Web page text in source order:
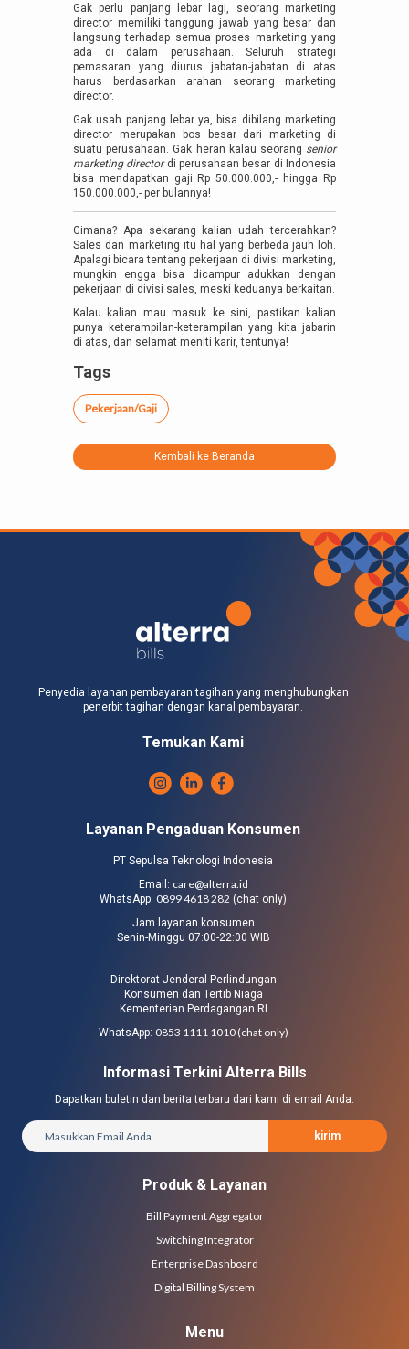
Gak perlu panjang lebar lagi, seorang marketing
director memiliki tanggung jawab yang besar dan
langsung terhadap semua proses marketing yang
ada di dalam perusahaan. Seluruh strategi
pemasaran yang diurus jabatan-jabatan di atas
harus berdasarkan arahan seorang marketing
director.
Gak usah panjang lebar ya, bisa dibilang marketing
director merupakan bos besar dari marketing di
suatu perusahaan. Gak heran kalau seorang senior
marketing director di perusahaan besar di Indonesia
bisa mendapatkan gaji Rp 50.000.000,- hingga Rp
150.000.000,- per bulannya!
Gimana? Apa sekarang kalian udah tercerahkan?
Sales dan marketing itu hal yang berbeda jauh loh.
Apalagi bicara tentang pekerjaan di divisi marketing,
mungkin engga bisa dicampur adukkan dengan
pekerjaan di divisi sales, meski keduanya berkaitan.
Kalau kalian mau masuk ke sini, pastikan kalian
punya keterampilan-keterampilan yang kita jabarin
di atas, dan selamat meniti karir, tentunya!
Tags
Pekerjaan/Gaji
Kembali ke Beranda
Penyedia layanan pembayaran tagihan yang menghubungkan
penerbit tagihan dengan kanal pembayaran.
Temukan Kami
Layanan Pengaduan Konsumen
PT Sepulsa Teknologi Indonesia
Email: care@alterra.id
WhatsApp: 0899 4618 282 (chat only)
Jam layanan konsumen
Senin-Minggu 07:00-22:00 WIB
Direktorat Jenderal Perlindungan
Konsumen dan Tertib Niaga
Kementerian Perdagangan RI
WhatsApp: 0853 1111 1010 (chat only)
Informasi Terkini Alterra Bills
Dapatkan buletin dan berita terbaru dari kami di email Anda.
kirim
Produk & Layanan
Bill Payment Aggregator
Switching Integrator
Enterprise Dashboard
Digital Billing System
Menu